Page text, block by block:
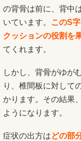
の背骨は前に、背中
いています。
このS
クッションの役割を
てくれます。
しかし、背骨がゆが
り、椎間板に対して
かります。その結果
ようになります。
症状の出方はどの部